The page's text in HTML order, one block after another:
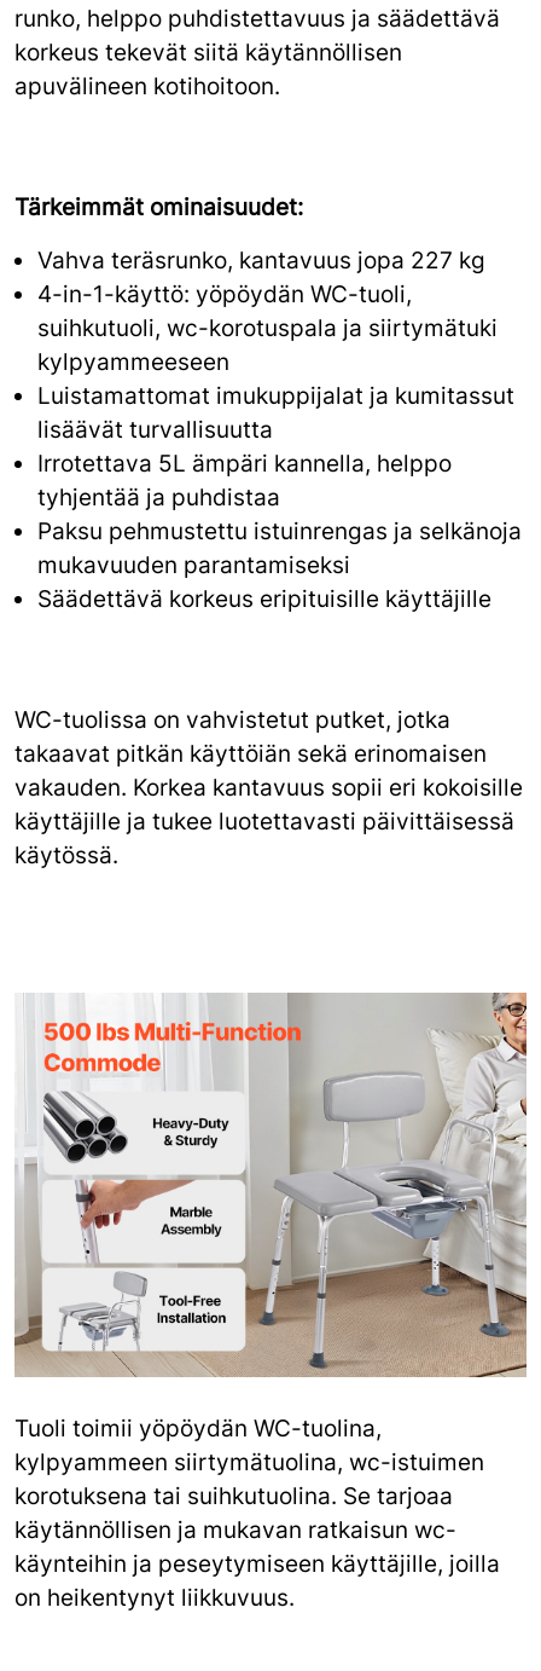
runko, helppo puhdistettavuus ja säädettävä
korkeus tekevät siitä käytännöllisen
apuvälineen kotihoitoon.
Tärkeimmät ominaisuudet:
Vahva teräsrunko, kantavuus jopa 227 kg
4-in-1-käyttö: yöpöydän WC-tuoli,
suihkutuoli, wc-korotuspala ja siirtymätuki
kylpyammeeseen
Luistamattomat imukuppijalat ja kumitassut
lisäävät turvallisuutta
Irrotettava 5L ämpäri kannella, helppo
tyhjentää ja puhdistaa
Paksu pehmustettu istuinrengas ja selkänoja
mukavuuden parantamiseksi
Säädettävä korkeus eripituisille käyttäjille
WC-tuolissa on vahvistetut putket, jotka
takaavat pitkän käyttöiän sekä erinomaisen
vakauden. Korkea kantavuus sopii eri kokoisille
käyttäjille ja tukee luotettavasti päivittäisessä
käytössä.
Tuoli toimii yöpöydän WC-tuolina,
kylpyammeen siirtymätuolina, wc-istuimen
korotuksena tai suihkutuolina. Se tarjoaa
käytännöllisen ja mukavan ratkaisun wc-
käynteihin ja peseytymiseen käyttäjille, joilla
on heikentynyt liikkuvuus.